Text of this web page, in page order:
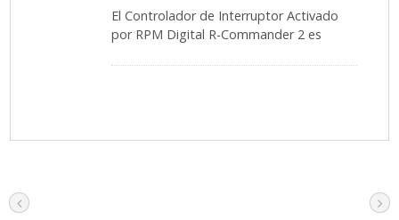
El Controlador de Interruptor Activado
por RPM Digital R-Commander 2 es